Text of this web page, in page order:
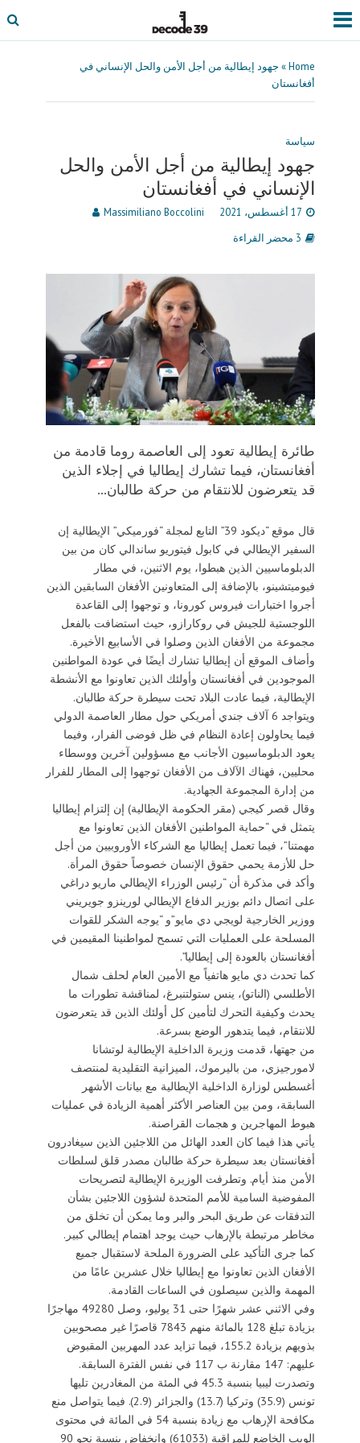
Home
» جهود إيطالية من أجل الأمن والحل الإنساني في
أفغانستان
سياسة
جهود إيطالية من أجل الأمن والحل
الإنساني في أفغانستان
17 أغسطس، 2021
Massimiliano Boccolini
3 محضر القراءة
طائرة إيطالية تعود إلى العاصمة روما قادمة من
أفغانستان، فيما تشارك إيطاليا في إجلاء الذين
قد يتعرضون للانتقام من حركة طالبان...
قال موقع “ديكود 39” التابع لمجلة “فورميكي” الإيطالية إن
السفير الإيطالي في كابول فيتوريو ساندالي كان من بين
الدبلوماسيين الذين هبطوا، يوم الاثنين، في مطار
فيوميتشينو، بالإضافة إلى المتعاونين الأفغان السابقين الذين
أجروا اختبارات فيروس كورونا، و توجهوا إلى القاعدة
اللوجستية للجيش في روكارازو، حيث استضافت بالفعل
مجموعة من الأفغان الذين وصلوا في الأسابيع الأخيرة.
وأضاف الموقع أن إيطاليا تشارك أيضًا في عودة المواطنين
الموجودين في أفغانستان وأولئك الذين تعاونوا مع الأنشطة
الإيطالية، فيما عادت البلاد تحت سيطرة حركة طالبان.
ويتواجد 6 آلاف جندي أمريكي حول مطار العاصمة الدولي
فيما يحاولون إعادة النظام في ظل فوضى الفرار، وفيما
يعود الدبلوماسيون الأجانب مع مسؤولين آخرين ووسطاء
محليين، فهناك الآلاف من الأفغان توجهوا إلى المطار للفرار
من إدارة المجموعة الجهادية.
وقال قصر كيجي (مقر الحكومة الإيطالية) إن إلتزام إيطاليا
يتمثل في “حماية المواطنين الأفغان الذين تعاونوا مع
مهمتنا”، فيما تعمل إيطاليا مع الشركاء الأوروبيين من أجل
حل للأزمة يحمي حقوق الإنسان خصوصاً حقوق المرأة.
وأكد في مذكرة أن “رئيس الوزراء الإيطالي ماريو دراغي
على اتصال دائم بوزير الدفاع الإيطالي لورينزو جويريني
ووزير الخارجية لويجي دي مايو”و “يوجه الشكر للقوات
المسلحة على العمليات التي تسمح لمواطنينا المقيمين في
أفغانستان بالعودة إلى إيطاليا”.
كما تحدث دي مايو هاتفياً مع الأمين العام لحلف شمال
الأطلسي (الناتو)، ينس ستولتنبرغ، لمناقشة تطورات ما
يحدث وكيفية التحرك لتأمين كل أولئك الذين قد يتعرضون
للانتقام، فيما يتدهور الوضع بسرعة.
من جهتها، قدمت وزيرة الداخلية الإيطالية لوتشانا
لامورجيزي، من باليرموك، الميزانية التقليدية لمنتصف
أغسطس لوزارة الداخلية الإيطالية مع بيانات الأشهر
السابقة، ومن بين العناصر الأكثر أهمية الزيادة في عمليات
هبوط المهاجرين و هجمات القراصنة.
يأتي هذا فيما كان العدد الهائل من اللاجئين الذين سيغادرون
أفغانستان بعد سيطرة حركة طالبان مصدر قلق لسلطات
الأمن منذ أيام. وتطرفت الوزيرة الإيطالية لتصريحات
المفوضية السامية للأمم المتحدة لشؤون اللاجئين بشأن
التدفقات عن طريق البحر والبر وما يمكن أن تخلق من
مخاطر مرتبطة بالإرهاب حيث يوجد اهتمام إيطالي كبير.
كما جرى التأكيد على الضرورة الملحة لاستقبال جميع
الأفغان الذين تعاونوا مع إيطاليا خلال عشرين عامًا من
المهمة والذين سيصلون في الساعات القادمة.
وفي الاثني عشر شهرًا حتى 31 يوليو، وصل 49280 مهاجرًا
بزيادة تبلغ 128 بالمائة منهم 7843 قاصرًا غير مصحوبين
بذويهم بزيادة 155.2، فيما تزايد عدد المهربين المقبوض
عليهم: 147 مقارنة ب 117 في نفس الفترة السابقة.
وتصدرت ليبيا بنسبة 45.3 في المئة من المغادرين تليها
تونس (35.9) وتركيا (13.7) والجزائر (2.9). فيما يتواصل منع
مكافحة الإرهاب مع زيادة بنسبة 54 في المائة في محتوى
الويب الخاضع للمراقبة (61033) وانخفاض بنسبة نحو 90